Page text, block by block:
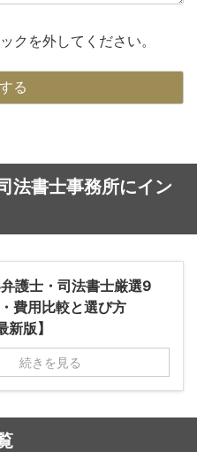
クを外してください。
法書士事務所にイン
護士・司法書士厳選9
費用比較と選び方
新版】
続きを見る